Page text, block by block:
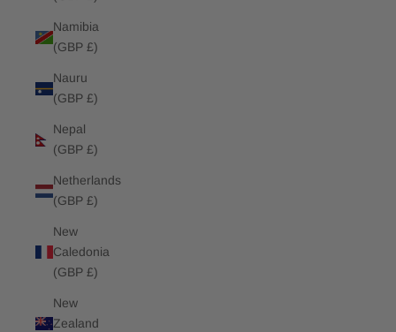
Namibia
(GBP £)
Nauru
(GBP £)
Nepal
(GBP £)
Netherlands
(GBP £)
New
Caledonia
(GBP £)
New
Zealand